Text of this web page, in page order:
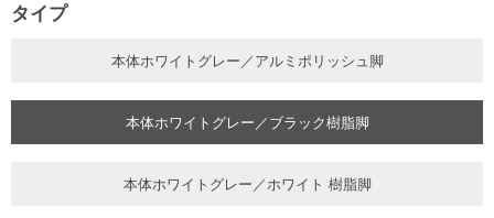
タイプ
本体ホワイトグレー／アルミポリッシュ脚
本体ホワイトグレー／ブラック樹脂脚
本体ホワイトグレー／ホワイト 樹脂脚